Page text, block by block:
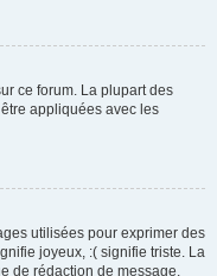
ce forum. La plupart des
appliquées avec les
utilisées pour exprimer des
joyeux, :( signifie triste. La
de rédaction de message.